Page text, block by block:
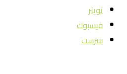
تويتر
فيسبوك
بنترست